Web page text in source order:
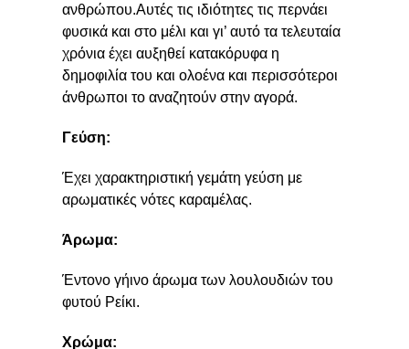
ανθρώπου.Αυτές τις ιδιότητες τις περνάει
φυσικά και στο μέλι και γι’ αυτό τα τελευταία
χρόνια έχει αυξηθεί κατακόρυφα η
δημοφιλία του και ολοένα και περισσότεροι
άνθρωποι το αναζητούν στην αγορά.
Γεύση:
Έχει χαρακτηριστική γεμάτη γεύση με
αρωματικές νότες καραμέλας.
Άρωμα:
Έντονο γήινο άρωμα των λουλουδιών του
φυτού Ρείκι.
Χρώμα: